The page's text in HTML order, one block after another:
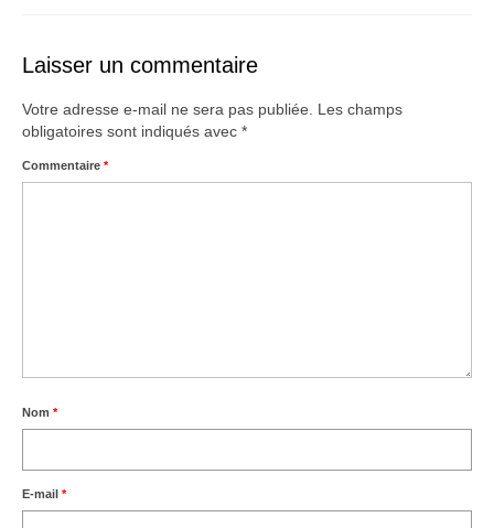
À propos
Blog
Galerie
Laisser un commentaire
Votre adresse e-mail ne sera pas publiée.
Les champs
obligatoires sont indiqués avec *
Commentaire *
Nom *
E-mail *